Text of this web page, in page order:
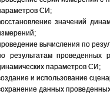
СИ;
значений
вычисления по
результатам проведенных
параметров СИ;
и использование
данных